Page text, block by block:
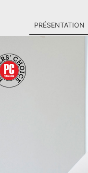
PRÉSENTATION